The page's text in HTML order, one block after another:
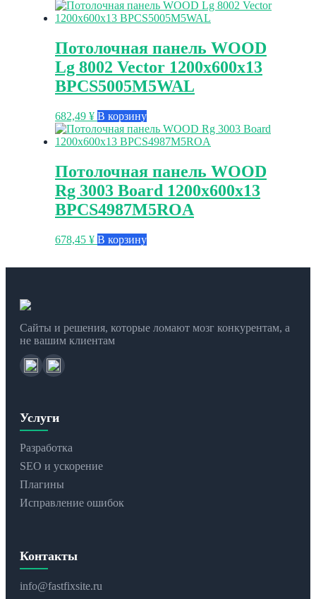
Потолочная панель WOOD
Lg 8002 Vector 1200x600x13
BPCS5005M5WAL
682,49 ¥ В корзину
Потолочная панель WOOD
Rg 3003 Board 1200x600x13
BPCS4987M5ROA
678,45 ¥ В корзину
Сайты и решения, которые ломают мозг конкурентам, а
не вашим клиентам
Услуги
Разработка
SEO и ускорение
Плагины
Исправление ошибок
Контакты
info@fastfixsite.ru